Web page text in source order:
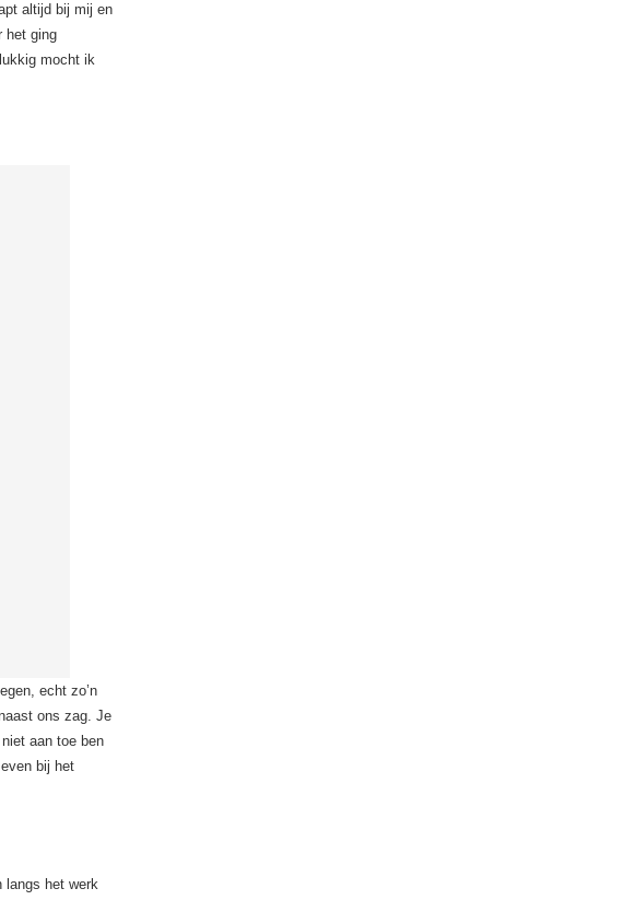
altijd bij mij en
het ging
mocht ik
echt zo’n
ons zag. Je
aan toe ben
bij het
langs het werk